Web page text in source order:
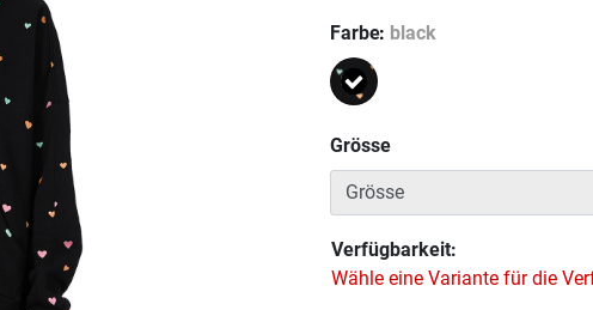
Farbe black
Grösse
Verfügbarkeit:
Wähle eine Variante für die